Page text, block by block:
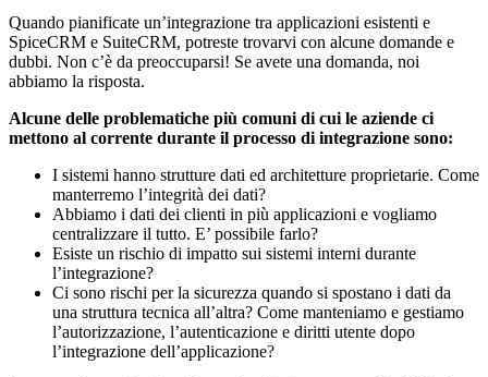
Quando pianificate un’integrazione tra applicazioni esistenti e
SpiceCRM e SuiteCRM, potreste trovarvi con alcune domande e
dubbi. Non c’è da preoccuparsi! Se avete una domanda, noi
abbiamo la risposta.
Alcune delle problematiche più comuni di cui le aziende ci
mettono al corrente durante il processo di integrazione sono:
I sistemi hanno strutture dati ed architetture proprietarie. Come
manterremo l’integrità dei dati?
Abbiamo i dati dei clienti in più applicazioni e vogliamo
centralizzare il tutto. E’ possibile farlo?
Esiste un rischio di impatto sui sistemi interni durante
l’integrazione?
Ci sono rischi per la sicurezza quando si spostano i dati da
una struttura tecnica all’altra? Come manteniamo e gestiamo
l’autorizzazione, l’autenticazione e diritti utente dopo
l’integrazione dell’applicazione?